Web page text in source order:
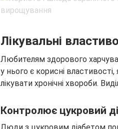
Лікувальні
Любителям здорового
у нього є корисні
лікувати хронічні хвороби.
Контролює цукровий
Люди з цукровим діабетом